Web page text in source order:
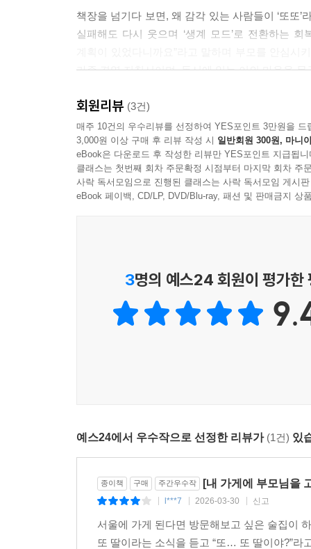
책장을 넘기다 보면, 왜 감각 있는 사람들이 ‘또또
실패해도 다시 웃으며 ‘생계 모드’로 전환하는
가족 경영 지침서이며, 동시에 읽는 이의 마음을
사전 연재 독자의 추천사
이 책을 읽기 전까진 또또 사장님이 부모님과 일
같은 시대에 참 소중했어요. 연재를 시작하고 나
읽어도 눈물이 났거든요. 3년 전 아버지가 돌아가
몇 명의 동료와 가게를 운영하는 또 다른 자영
일터, 그러면서도 미래에 생계를 꾸려갈 수 있
동료들의 개선점보다 멋진 경력과 장점에 스포
철균 님을 보고 ‘어떻게 저렇게 신사적이며 적당
충만해지기 때문이에요. 가족 이야기가 나올 땐
배웠어요.
- 명근성일의 딸 지수 (사전 연재 독자)
회원리뷰 (3건)
매주 10건의 우수리뷰를 선정하여 YES포인트 3만원을 드
3,000원 이상 구매 후 리뷰 작성 시 일반회원 300원, 마니
eBook은 다운로드 후 작성한 리뷰만 YES포인트 지급됩니
클래스는 첫번째 회차 주문확정 시점부터 마지막 회차 주
사락 독서모임으로 진행된 클래스는 사락 독서모임 게시
eBook 페이백, CD/LP, DVD/Blu-ray, 패션 및 판매금지 상
3명의 예스24 회원이 평가한
예스24에서 우수작으로 선정한 리뷰가 (1건) 있
종이책 구매 주간우수작 [내 가게에 부모님을
l***7 2026-03-30 신고
서울에 가게 된다면 방문해보고 싶은 술집이
또 딸이라는 소식을 듣고 “또… 또 딸이야?”라